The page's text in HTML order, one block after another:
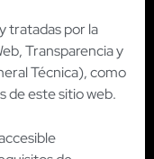
tratadas por la
Transparencia y
Técnica), como
de este sitio web.